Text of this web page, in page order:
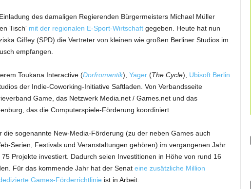
des damaligen Regierenden Bürgermeisters Michael Müller
Tisch‘ mit der regionalen E-Sport-Wirtschaftgegeben. Heute hat nun
Giffey (SPD) die Vertreter von kleinen wie großen Berliner Studios im
empfangen.
Toukana Interactive (Dorfromantik), Yager(The Cycle), Ubisoft Berlin
der Indie-Coworking-Initiative Saftladen. Von Verbandsseite
Game, das Netzwerk Media.net / Games.net und das
das die Computerspiele-Förderung koordiniert.
die sogenannte New-Media-Förderung (zu der neben Games auch
Serien, Festivals und Veranstaltungen gehören) im vergangenen Jahr
Projekte investiert. Dadurch seien Investitionen in Höhe von rund 16
Für das kommende Jahr hat der Senat eine zusätzliche Million
Games-Förderrichtlinie ist in Arbeit.